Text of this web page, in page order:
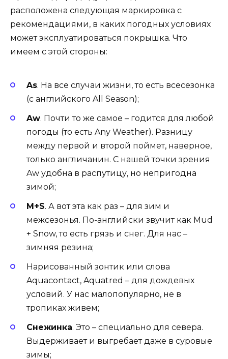
расположена следующая маркировка с
рекомендациями, в каких погодных условиях
может эксплуатироваться покрышка. Что
имеем с этой стороны:
As. На все случаи жизни, то есть всесезонка
(с английского All Season);
Aw. Почти то же самое – годится для любой
погоды (то есть Any Weather). Разницу
между первой и второй поймет, наверное,
только англичанин. С нашей точки зрения
Aw удобна в распутицу, но непригодна
зимой;
M+S. А вот эта как раз – для зим и
межсезонья. По-английски звучит как Mud
+ Snow, то есть грязь и снег. Для нас –
зимняя резина;
Нарисованный зонтик или слова
Aquacontact, Aquatred – для дождевых
условий. У нас малопопулярно, не в
тропиках живем;
Снежинка. Это – специально для севера.
Выдерживает и выгребает даже в суровые
зимы;